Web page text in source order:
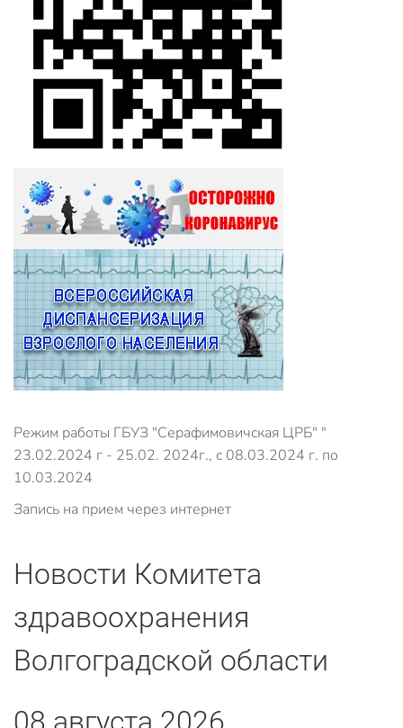
Режим работы ГБУЗ "Серафимовичская ЦРБ" "
23.02.2024 г - 25.02. 2024г., с 08.03.2024 г. по
10.03.2024
Запись на прием через интернет
Новости Комитета
здравоохранения
Волгоградской области